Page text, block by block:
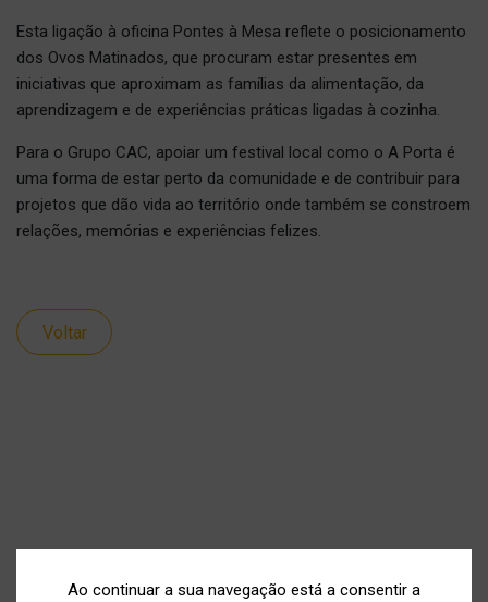
Esta ligação à oficina Pontes à Mesa reflete o posicionamento
dos Ovos Matinados, que procuram estar presentes em
iniciativas que aproximam as famílias da alimentação, da
aprendizagem e de experiências práticas ligadas à cozinha.
Para o Grupo CAC, apoiar um festival local como o A Porta é
uma forma de estar perto da comunidade e de contribuir para
projetos que dão vida ao território onde também se constroem
relações, memórias e experiências felizes.
Voltar
Ao continuar a sua navegação está a consentir a